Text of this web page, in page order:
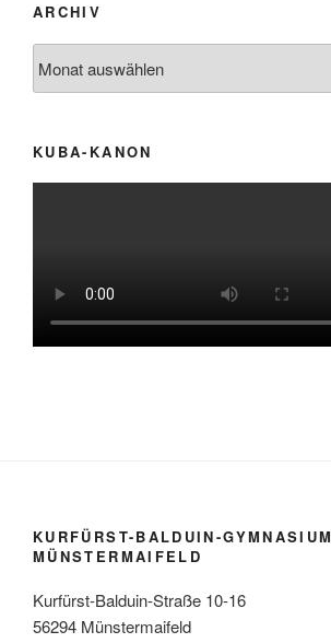
ARCHIV
KUBA-KANON
KURFÜRST-BALDUIN-GYMNASIUM
MÜNSTERMAIFELD
Kurfürst-Balduin-Straße 10-16
56294 Münstermaifeld